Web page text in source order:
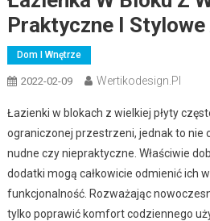
Praktyczne I
Dom I Wnętrze
2022-02-09 Wertikodesign.pl
Łazienki w blokach z wielkiej płyty
ograniczonej przestrzeni, jednak to nie
nudne czy niepraktyczne. Właściwie
dodatki mogą całkowicie odmienić ich
funkcjonalność. Rozważając
tylko poprawić komfort codziennego